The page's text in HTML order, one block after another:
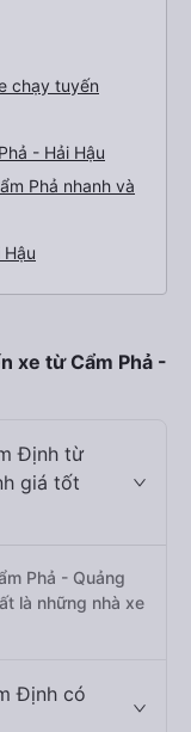
chạy tuyến
- Hải Hậu
Phả nhanh và
xe từ Cẩm Phả -
Định từ
giá tốt
Phả - Quảng
là những nhà xe
Định có